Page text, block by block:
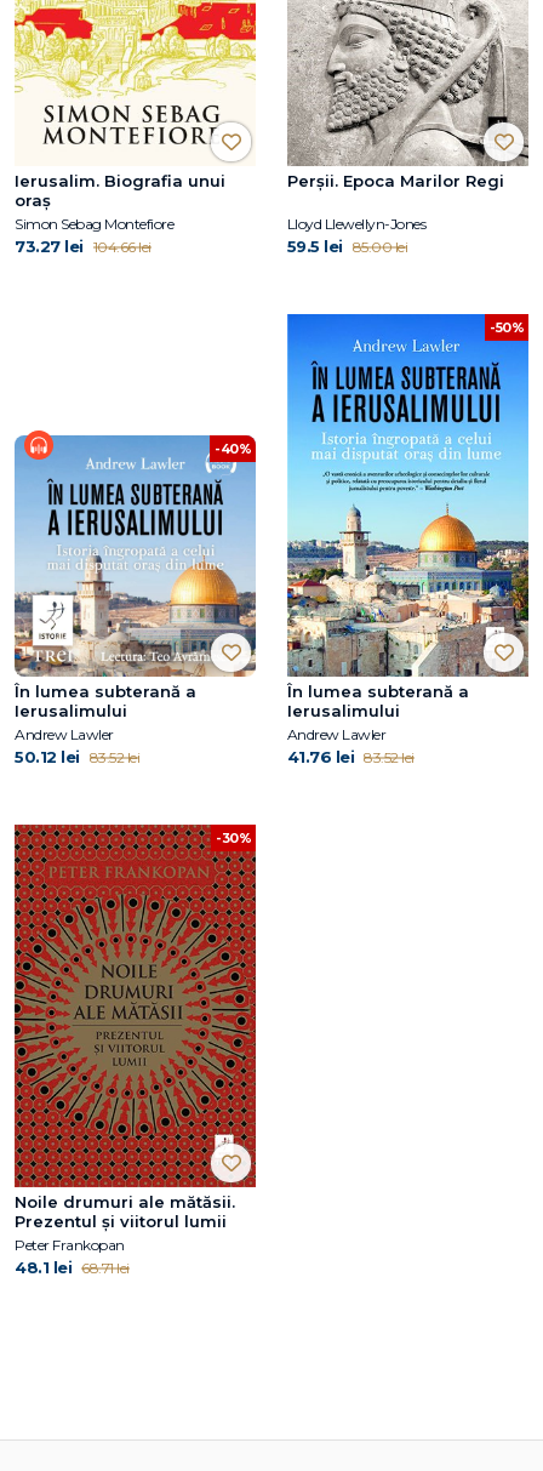
Ierusalim. Biografia unui
oraș
Simon Sebag Montefiore
73.27 lei 104.66 lei
Perșii. Epoca Marilor Regi
Lloyd Llewellyn-Jones
59.5 lei 85.00 lei
-40%
În lumea subterană a
Ierusalimului
Andrew Lawler
50.12 lei 83.52 lei
-50%
În lumea subterană a
Ierusalimului
Andrew Lawler
41.76 lei 83.52 lei
-30%
Noile drumuri ale mătăsii.
Prezentul și viitorul lumii
Peter Frankopan
48.1 lei 68.71 lei